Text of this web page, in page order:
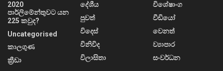
2020
පාර්ලිමේන්තුවට යන
225 කවුද?
Uncategorised
කාලගුණ
ක්‍රීඩා
දේශීය
පුවත්
විදෙස්
විනිවිද
විලාසිතා
විශේෂාංග
වීඩියෝ
වෙනත්
ව්‍යාපාර
සංවර්ධන